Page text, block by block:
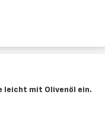
leicht mit Olivenöl ein.